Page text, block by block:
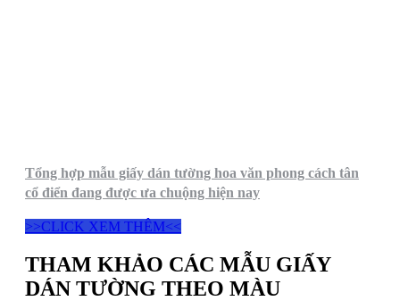
Tổng hợp mẫu giấy dán tường hoa văn phong cách tân
cổ điển đang được ưa chuộng hiện nay
>>CLICK XEM THÊM<<
THAM KHẢO CÁC MẪU GIẤY
DÁN TƯỜNG THEO MÀU